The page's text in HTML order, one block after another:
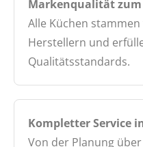
Markenqualität
Alle Küchen
Herstellern und
Qualitätsstandards.
Kompletter Service
Von der Planung